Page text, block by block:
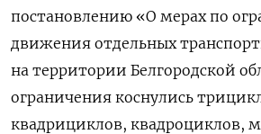
постановлению «О мерах по
движения отдельных
на территории Белгородской
ограничения коснулись
квадрициклов, квадроциклов,